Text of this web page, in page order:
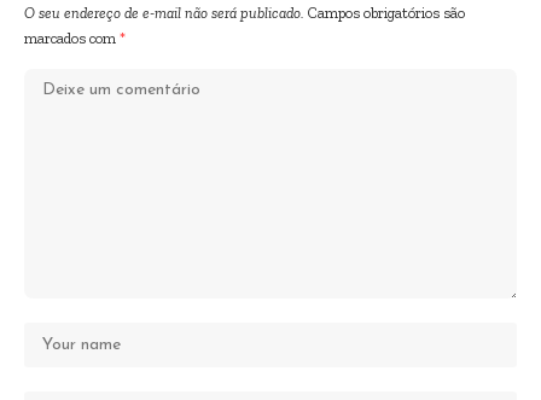
O seu endereço de e-mail não será publicado. Campos obrigatórios são
marcados com *